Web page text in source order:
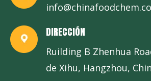
DIRECCIÓN
Ruilding B Zhenhua
de Xihu, Hangzhou,